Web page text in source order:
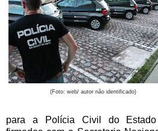
(Foto: web/ autor não identificado)
para a Polícia Civil do